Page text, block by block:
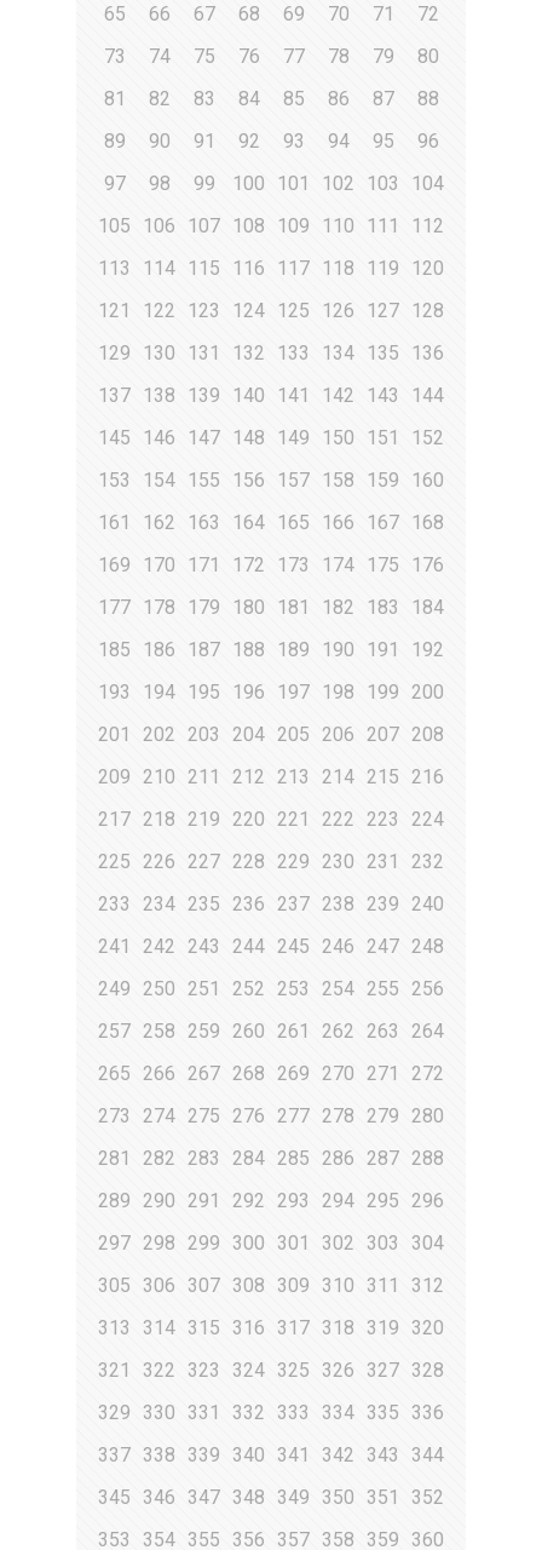
65
66 67 68 69 70 71
72
73
74 75 76 77 78 79
80
81
82 83 84 85 86 87
88
89
90 91 92 93 94 95
96
97
98 99 100 101 102 103
104
105
106 107 108 109 110 111
112
113
114 115 116 117 118 119
120
121
122 123 124 125 126 127 128
129
130 131 132 133 134 135
136
137 138 139 140 141 142 143
144
145
146 147 148 149 150 151
152
153
154 155 156 157 158 159
160
161
162 163 164 165 166 167 168
169
170 171 172 173 174 175
176
177 178 179 180 181 182 183
184
185
186 187 188 189 190 191
192
193
194 195 196 197 198 199
200
201
202 203 204 205 206 207 208
209
210 211 212 213 214 215
216
217 218 219 220 221 222 223
224
225
226 227 228 229 230 231
232
233
234 235 236 237 238 239
240
241
242 243 244 245 246 247 248
249
250 251 252 253 254 255
256
257 258 259 260 261 262 263
264
265
266 267 268 269 270 271
272
273
274 275 276 277 278 279
280
281
282 283 284 285 286 287 288
289
290 291 292 293 294 295
296
297 298 299 300 301 302 303
304
305
306 307 308 309 310 311
312
313
314 315 316 317 318 319
320
321
322 323 324 325 326 327 328
329
330 331 332 333 334 335
336
337 338 339 340 341 342 343
344
345
346 347 348 349 350 351
352
353
354 355 356 357 358 359 360